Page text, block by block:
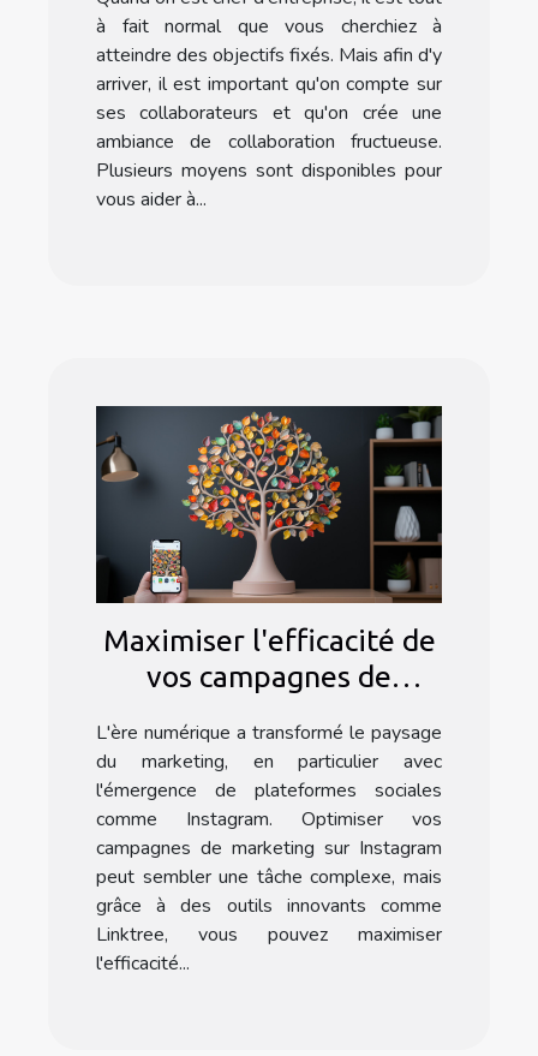
à fait normal que vous cherchiez à
atteindre des objectifs fixés. Mais afin d'y
arriver, il est important qu'on compte sur
ses collaborateurs et qu'on crée une
ambiance de collaboration fructueuse.
Plusieurs moyens sont disponibles pour
vous aider à...
Maximiser l'efficacité de
vos campagnes de
avec l'application
Linktree
L'ère numérique a transformé le paysage
du marketing, en particulier avec
l'émergence de plateformes sociales
comme Instagram. Optimiser vos
campagnes de marketing sur Instagram
peut sembler une tâche complexe, mais
grâce à des outils innovants comme
Linktree, vous pouvez maximiser
l'efficacité...